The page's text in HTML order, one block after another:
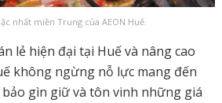
nhất miền Trung của AEON Huế.
lẻ hiện đại tại Huế và nâng cao
không ngừng nỗ lực mang đến
gìn giữ và tôn vinh những giá